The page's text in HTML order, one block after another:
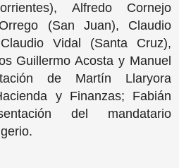
Alfredo Cornejo
(San Juan), Claudio
Vidal (Santa Cruz),
Guillermo Acosta y Manuel
de Martín Llaryora
y Finanzas; Fabián
del mandatario